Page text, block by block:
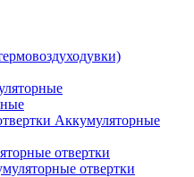
Аккумуляторные
отвертки
отвертки